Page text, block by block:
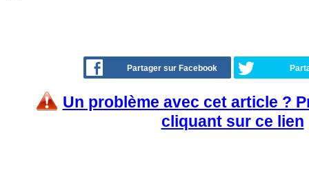
Partager sur Facebook
Un problème avec cet article ?
cliquant sur ce lien